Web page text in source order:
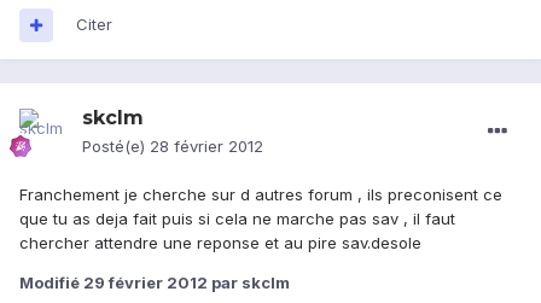
Citer
skclm
Posté(e) 28 février 2012
Franchement je cherche sur d autres forum , ils preconisent ce
que tu as deja fait puis si cela ne marche pas sav , il faut
chercher attendre une reponse et au pire sav.desole
Modifié 29 février 2012 par skclm